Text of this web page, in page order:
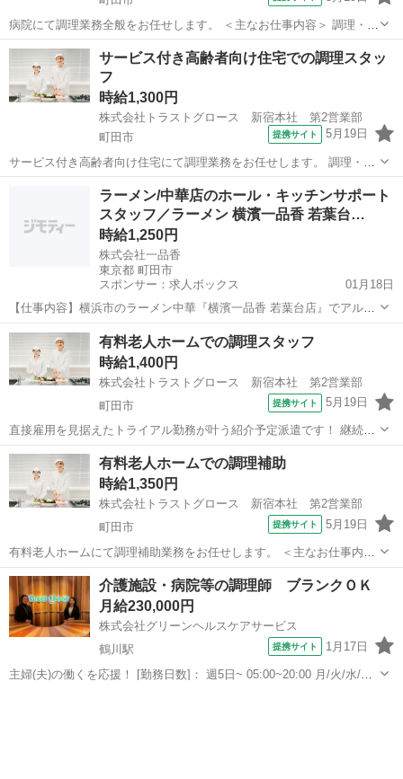
病院にて調理業務全般をお任せします。 ＜主なお仕事内容＞ 調理・配
膳・下膳・盛り付け・カット・洗浄 等 ★定員：266名 ★20～50代の
方活躍中 ★週2日～OK ★車通勤OK ★資格と経験が活かせます ●周り
のサポー...
東京 町田市 キッチン
サービス付き高齢者向け住宅での調理スタッ
フ
時給1,300円
株式会社トラストグロース 新宿本社 第2営業部
町田市
提携サイト 5月19日
サービス付き高齢者向け住宅にて調理業務をお任せします。 調理・配
膳・下膳・盛り付け・カット・洗浄等をお願いします。 ★定員：71名
★資格・経験不問 ★週3日～OK ★1シフトのみ ★駅チカ ★車通勤OK
＊周りのサポー...
キッチン
ラーメン/中華店のホール・キッチンサポート
スタッフ／ラーメン 横濱一品香 若葉台…
時給1,250円
株式会社一品香
東京都 町田市
スポンサー：求人ボックス
01月18日
【仕事内容】横浜市のラーメン中華『横濱一品香 若葉台店』でアルバ
イト&パートスタッフを大募集! 雰囲気の良い店内で絶品中華を食べる
ことができるお店で働きませんか?ラーメン店・飲食店での勤務未経験
でも研修があるので安心です! <未経...
アルバイト・パート
有料老人ホームでの調理スタッフ
時給1,400円
株式会社トラストグロース 新宿本社 第2営業部
町田市
提携サイト 5月19日
直接雇用を見据えたトライアル勤務が叶う紹介予定派遣です！ 継続に
欠かせない職場とのマッチ度を見極めていただけます☆ ‾‾‾‾＼／
‾‾‾‾‾‾‾‾‾‾‾‾‾‾‾‾‾‾‾‾ 定員51名の有料老人ホームにて調理スタッフを募集！
...
東京 町田市 キッチン
有料老人ホームでの調理補助
時給1,350円
株式会社トラストグロース 新宿本社 第2営業部
町田市
提携サイト 5月19日
有料老人ホームにて調理補助業務をお任せします。 ＜主なお仕事内容
＞ 配膳・下膳・盛り付け・カット・洗浄 等 ●定員：51名 ●資格・経
験不問 ●週2日～OK ●時短勤務OK ●就業時間相談OK ●曜日固定相談
OK ●制服...
東京 町田市 キッチン
介護施設・病院等の調理師 ブランクＯＫ
月給230,000円
株式会社グリーンヘルスケアサービス
鶴川駅
提携サイト 1月17日
主婦(夫)の働くを応援！ [勤務日数]： 週5日~ 05:00~20:00 月/火/水/木/